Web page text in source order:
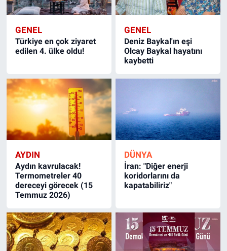
GENEL
Türkiye en çok ziyaret
edilen 4. ülke oldu!
GENEL
Deniz Baykal'ın eşi
Olcay Baykal hayatını
kaybetti
AYDIN
Aydın kavrulacak!
Termometreler 40
dereceyi görecek (15
Temmuz 2026)
DÜNYA
İran: "Diğer enerji
koridorlarını da
kapatabiliriz"